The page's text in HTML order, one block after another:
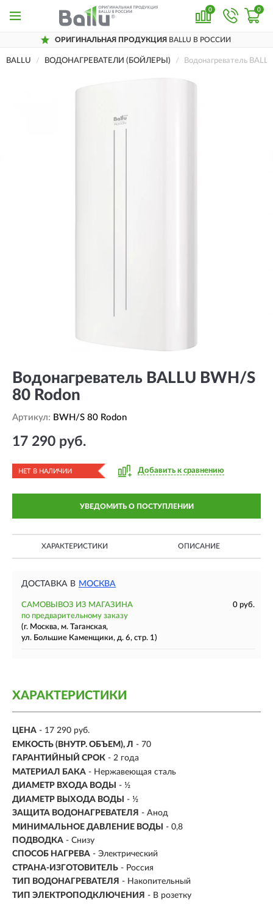
0 0
ОРИГИНАЛЬНАЯ ПРОДУКЦИЯ BALLU В РОССИИ
BALLU ВОДОНАГРЕВАТЕЛИ (БОЙЛЕРЫ) Водонагреватель
Водонагреватель BALLU BWH/S
80 Rodon
Артикул: BWH/S 80 Rodon
17 290 руб.
НЕТ В НАЛИЧИИ Добавить к сравнению
УВЕДОМИТЬ О ПОСТУПЛЕНИИ
ХАРАКТЕРИСТИКИ ОПИСАНИЕ
ДОСТАВКА В МОСКВА
САМОВЫВОЗ ИЗ МАГАЗИНА
0 руб.
по предварительному заказу
(г. Москва, м. Таганская,
ул. Большие Каменщики, д. 6, стр. 1)
ХАРАКТЕРИСТИКИ
ЦЕНА - 17 290 руб.
ЕМКОСТЬ (ВНУТР. ОБЪЕМ), Л - 70
ГАРАНТИЙНЫЙ СРОК - 2 года
МАТЕРИАЛ БАКА - Нержавеющая сталь
ДИАМЕТР ВХОДА ВОДЫ
- ½
ДИАМЕТР ВЫХОДА ВОДЫ
- ½
ЗАЩИТА ВОДОНАГРЕВАТЕЛЯ - Анод
МИНИМАЛЬНОЕ ДАВЛЕНИЕ ВОДЫ
- 0,8
ПОДВОДКА - Снизу
СПОСОБ НАГРЕВА - Электрический
СТРАНА-ИЗГОТОВИТЕЛЬ - Россия
ТИП ВОДОНАГРЕВАТЕЛЯ - Накопительный
ТИП ЭЛЕКТРОПОДКЛЮЧЕНИЯ - В розетку